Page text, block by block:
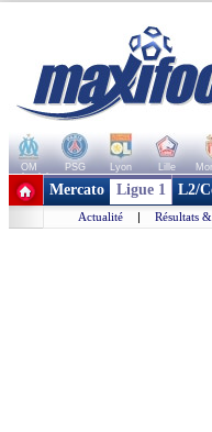
OM PSG Lyon Lille
+ de clubs
Mercato Ligue 1 L2/
Actualité | Résultats